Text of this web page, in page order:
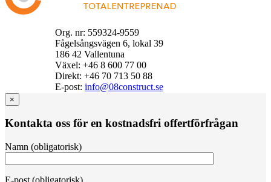
Org. nr: 559324-9559
Fågelsångsvägen 6, lokal 39
186 42 Vallentuna
Växel: +46 8 600 77 00
Direkt: +46 70 713 50 88
E‑post: info@08construct.se
×
Kontakta oss för en kostnadsfri offertförfrågan
Namn (obligatorisk)
E-post (obligatorisk)